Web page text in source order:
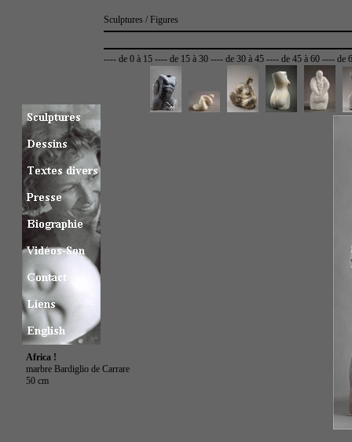
Sculptures / Figures
---- de 0 à 15 ---- de 15 à 30 ---- de 30 à 45 ---- de 45 à 60 ---- de
Africa !
marbre Bardiglio de Carrare
50 cm